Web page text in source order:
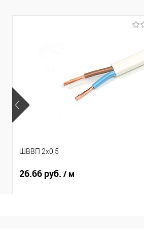
ШВВП 2х0,5
26.66 руб. / м